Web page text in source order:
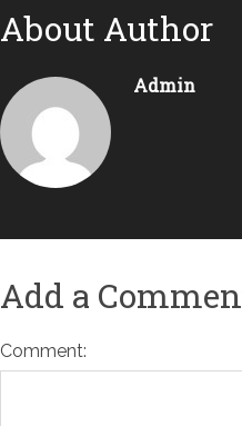
About Author
Admin
Add a
Comment: